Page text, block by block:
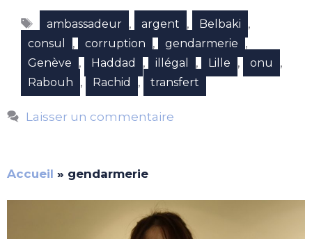
Étiquettes
ambassadeur , argent , Belbaki ,
consul , corruption , gendarmerie ,
Genève , Haddad , illégal , Lille , onu ,
Rabouh , Rachid , transfert
Laisser un commentaire
Accueil » gendarmerie